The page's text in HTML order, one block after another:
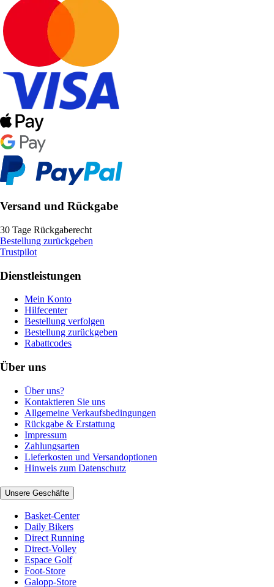
Versand und Rückgabe
30 Tage Rückgaberecht
Bestellung zurückgeben
Trustpilot
Dienstleistungen
Mein Konto
Hilfecenter
Bestellung verfolgen
Bestellung zurückgeben
Rabattcodes
Über uns
Über uns?
Kontaktieren Sie uns
Allgemeine Verkaufsbedingungen
Rückgabe & Erstattung
Impressum
Zahlungsarten
Lieferkosten und Versandoptionen
Hinweis zum Datenschutz
Unsere Geschäfte
Basket-Center
Daily Bikers
Direct Running
Direct-Volley
Espace Golf
Foot-Store
Galopp-Store